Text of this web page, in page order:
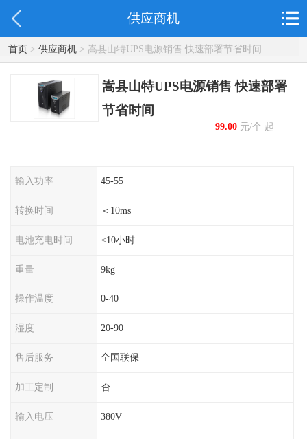
供应商机
首页> 供应商机> 嵩县山特UPS电源销售 快速部署节省时间
嵩县山特UPS电源销售 快速部署
节省时间
99.00元/个 起
输入功率 45-55
转换时间 ＜10ms
电池充电时间 ≤10小时
重量 9kg
操作温度 0-40
湿度 20-90
售后服务 全国联保
加工定制 否
输入电压 380V